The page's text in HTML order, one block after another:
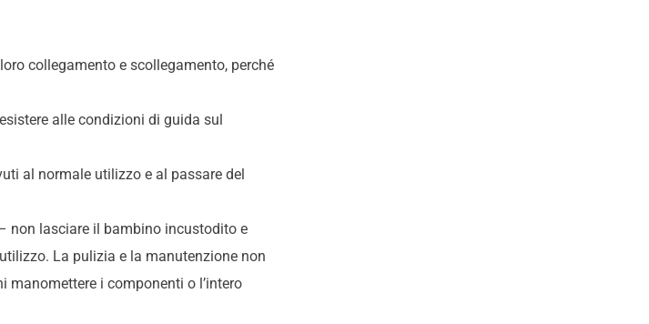
collegamento e scollegamento, perché
alle condizioni di guida sul
al normale utilizzo e al passare del
non lasciare il bambino incustodito e
La pulizia e la manutenzione non
manomettere i componenti o l’intero